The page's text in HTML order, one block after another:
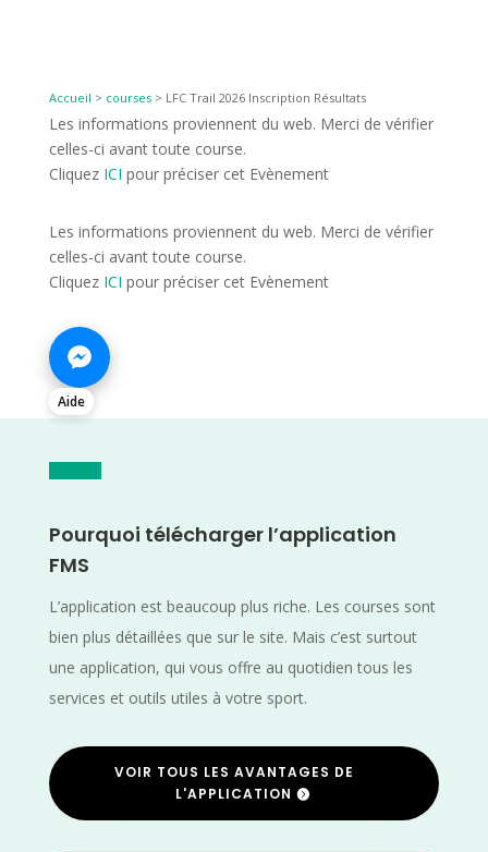
Accueil > courses> LFC Trail 2026 Inscription Résultats
Les informations proviennent du web. Merci de vérifier
celles-ci avant toute course.
Cliquez ICI pour préciser cet Evènement
Les informations proviennent du web. Merci de vérifier
celles-ci avant toute course.
Cliquez ICI pour préciser cet Evènement
Aide
Pourquoi télécharger l’application
FMS
L’application est beaucoup plus riche. Les courses sont
bien plus détaillées que sur le site. Mais c’est surtout
une application, qui vous offre au quotidien tous les
services et outils utiles à votre sport.
VOIR TOUS LES AVANTAGES DE
L'APPLICATION